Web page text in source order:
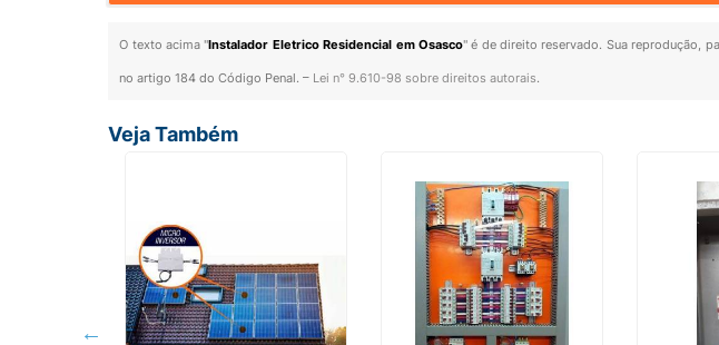
O texto acima "Instalador Eletrico Residencial em Osasco" é de direito reservado. Sua reprodução,
no artigo 184 do Código Penal. – Lei n° 9.610-98 sobre direitos autorais.
Veja Também